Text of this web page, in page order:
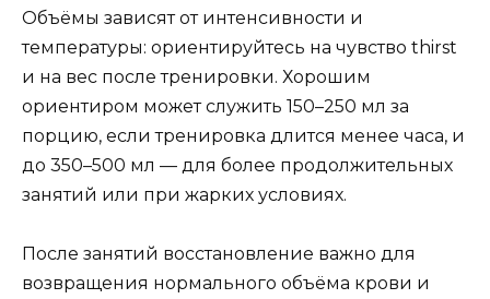
Объёмы зависят от интенсивности и
температуры: ориентируйтесь на чувство thirst
и на вес после тренировки. Хорошим
ориентиром может служить 150–250 мл за
порцию, если тренировка длится менее часа, и
до 350–500 мл — для более продолжительных
занятий или при жарких условиях.
После занятий восстановление важно для
возвращения нормального объёма крови и